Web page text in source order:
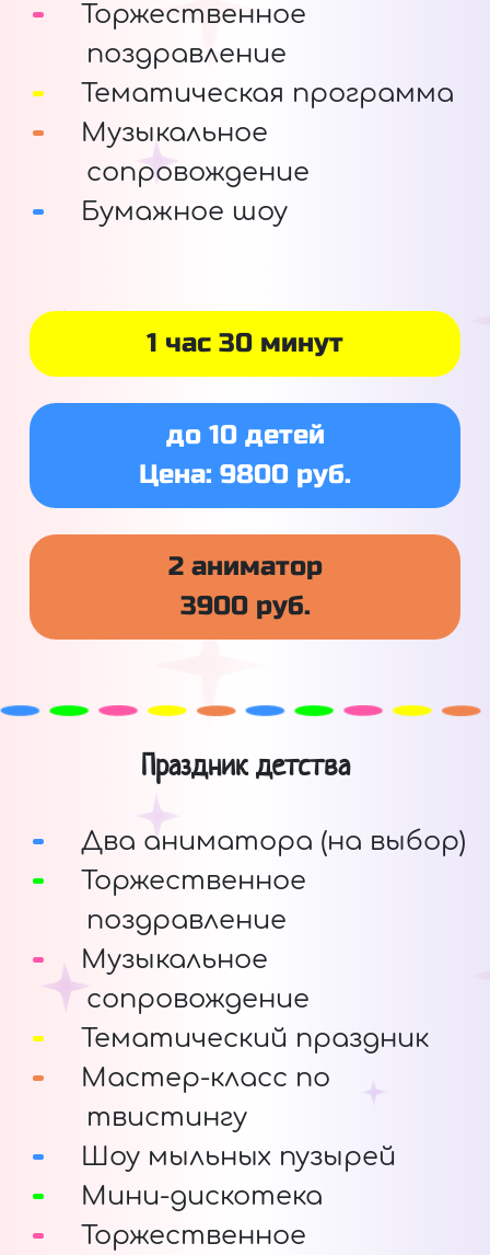
Торжественное
поздравление
Тематическая программа
Музыкальное
сопровождение
Бумажное шоу
1 час 30 минут
до 10 детей
Цена: 9800 руб.
2 аниматор
3900 руб.
Праздник детства
Два аниматора (на выбор)
Торжественное
поздравление
Музыкальное
сопровождение
Тематический праздник
Мастер-класс по
твистингу
Шоу мыльных пузырей
Мини-дискотека
Торжественное